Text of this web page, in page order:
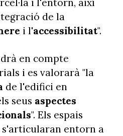
i l'entorn, així
de la
i l'accessibilitat".
en compte
i es valorarà "la
de l'edifici en
seus aspectes
". Els espais
entorn a